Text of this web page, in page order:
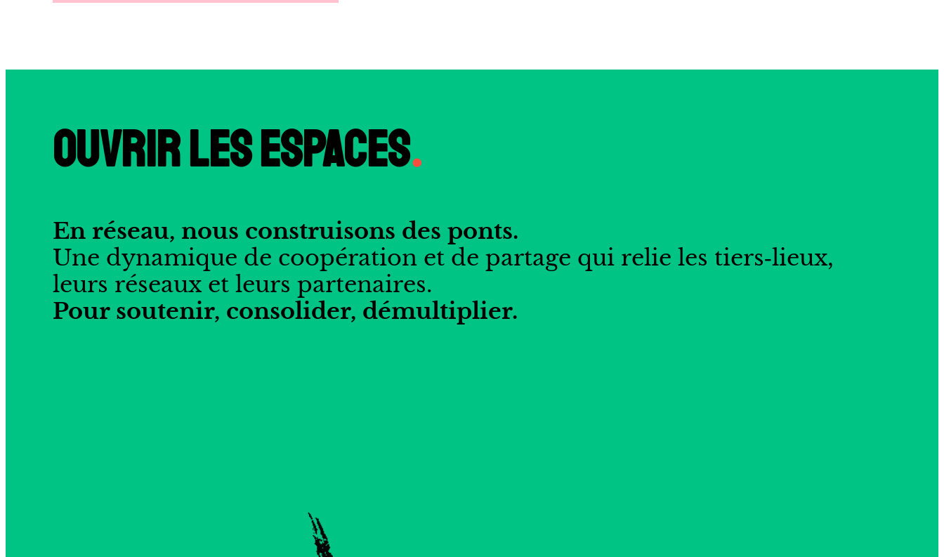
OUVRIR LES ESPACES.
En réseau, nous construisons des ponts.
Une dynamique de coopération et de partage qui relie les tiers‑lieux,
leurs réseaux et leurs partenaires.
Pour soutenir, consolider, démultiplier.